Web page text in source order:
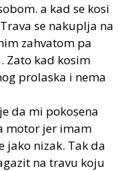
a kad se kosi
se nakuplja na
zahvatom pa
Zato kad kosim
prolaska i nema
da mi pokosena
motor jer imam
jako nizak. Tak da
na travu koju